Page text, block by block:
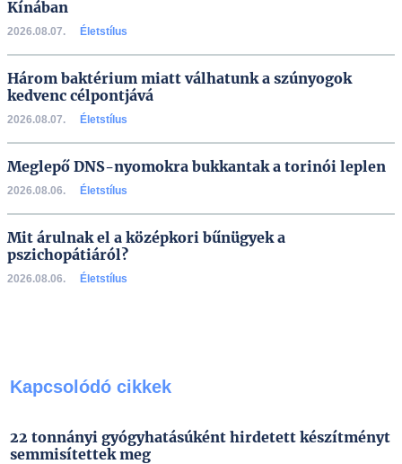
Kínában
2026.08.07. Életstílus
Három baktérium miatt válhatunk a szúnyogok
kedvenc célpontjává
2026.08.07. Életstílus
Meglepő DNS-nyomokra bukkantak a torinói leplen
2026.08.06. Életstílus
Mit árulnak el a középkori bűnügyek a
pszichopátiáról?
2026.08.06. Életstílus
Kapcsolódó cikkek
22 tonnányi gyógyhatásúként hirdetett készítményt
semmisítettek meg